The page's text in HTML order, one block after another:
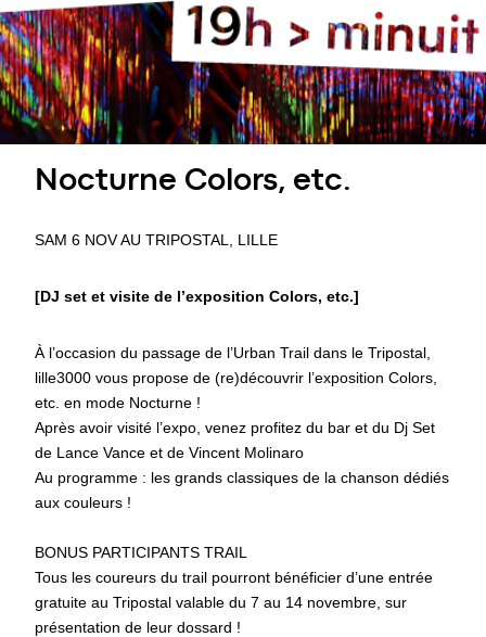
Nocturne Colors, etc.
SAM 6 NOV AU TRIPOSTAL, LILLE
[DJ set et visite de l’exposition Colors, etc.]
À l’occasion du passage de l’Urban Trail dans le Tripostal,
lille3000 vous propose de (re)découvrir l’exposition Colors,
etc. en mode Nocturne !
Après avoir visité l’expo, venez profitez du bar et du Dj Set
de Lance Vance et de Vincent Molinaro
Au programme : les grands classiques de la chanson dédiés
aux couleurs !
BONUS PARTICIPANTS TRAIL
Tous les coureurs du trail pourront bénéficier d’une entrée
gratuite au Tripostal valable du 7 au 14 novembre, sur
présentation de leur dossard !